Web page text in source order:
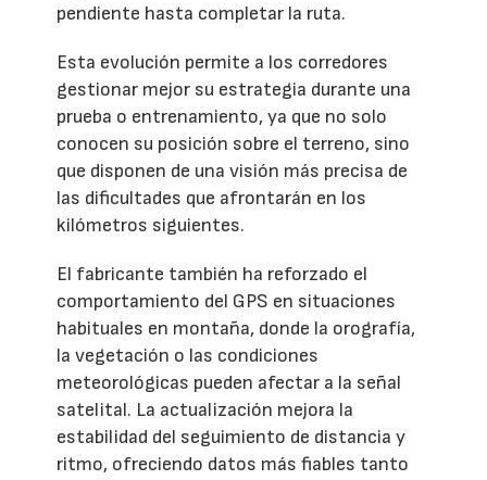
pendiente hasta completar la ruta.
Esta evolución permite a los corredores
gestionar mejor su estrategia durante una
prueba o entrenamiento, ya que no solo
conocen su posición sobre el terreno, sino
que disponen de una visión más precisa de
las dificultades que afrontarán en los
kilómetros siguientes.
El fabricante también ha reforzado el
comportamiento del GPS en situaciones
habituales en montaña, donde la orografía,
la vegetación o las condiciones
meteorológicas pueden afectar a la señal
satelital. La actualización mejora la
estabilidad del seguimiento de distancia y
ritmo, ofreciendo datos más fiables tanto